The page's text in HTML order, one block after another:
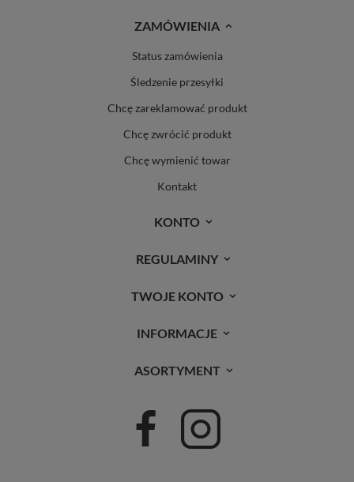
ZAMÓWIENIA
Status zamówienia
Śledzenie przesyłki
Chcę zareklamować produkt
Chcę zwrócić produkt
Chcę wymienić towar
Kontakt
KONTO
REGULAMINY
TWOJE KONTO
INFORMACJE
ASORTYMENT